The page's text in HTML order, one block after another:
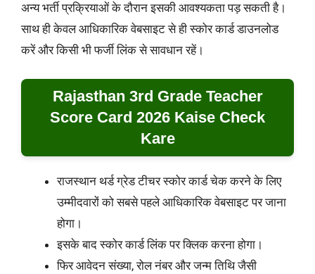
अन्य भर्ती प्रक्रियाओं के दौरान इसकी आवश्यकता पड़ सकती है।
साथ ही केवल आधिकारिक वेबसाइट से ही स्कोर कार्ड डाउनलोड
करें और किसी भी फर्जी लिंक से सावधान रहें।
Rajasthan 3rd Grade Teacher
Score Card 2026 Kaise Check
Kare
राजस्थान थर्ड ग्रेड टीचर स्कोर कार्ड चेक करने के लिए
उम्मीदवारों को सबसे पहले आधिकारिक वेबसाइट पर जाना
होगा।
इसके बाद स्कोर कार्ड लिंक पर क्लिक करना होगा।
फिर आवेदन संख्या, रोल नंबर और जन्म तिथि जैसी